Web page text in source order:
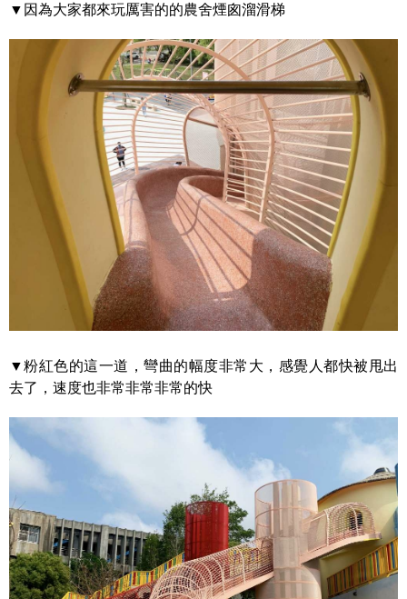
▼因為大家都來玩厲害的的農舍煙囪溜滑梯
▼粉紅色的這一道，彎曲的幅度非常大，感覺人都快被甩出
去了，速度也非常非常非常的快